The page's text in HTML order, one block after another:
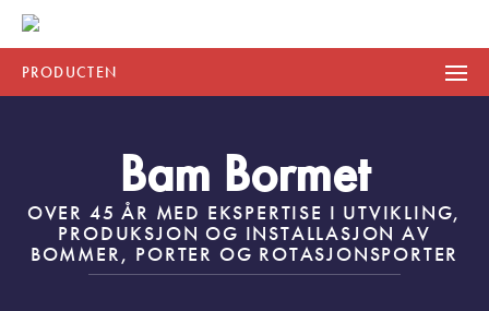
PRODUCTEN
Bam Bormet
OVER 45 ÅR MED EKSPERTISE I UTVIKLING,
PRODUKSJON OG INSTALLASJON AV
BOMMER, PORTER OG ROTASJONSPORTER